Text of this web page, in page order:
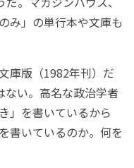
み」の単行本や文庫も
庫版（1982年刊）だ
ない。高名な政治学者
」を書いているから
書いているのか。何を